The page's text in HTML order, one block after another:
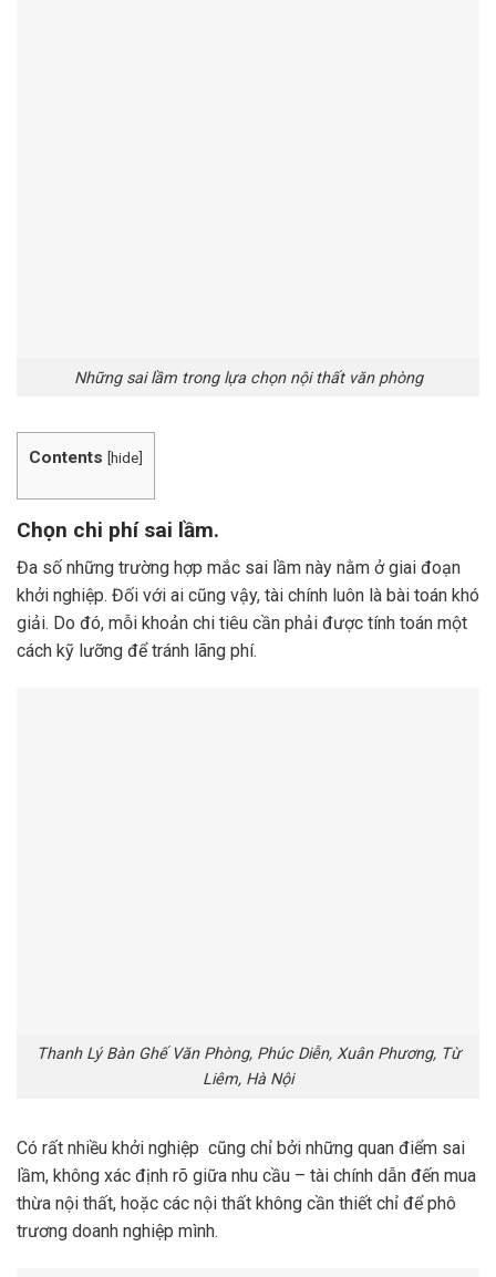
Những sai lầm trong lựa chọn nội thất văn phòng
Contents [hide]
Chọn chi phí sai lầm.
Đa số những trường hợp mắc sai lầm này nằm ở giai đoạn
khởi nghiệp. Đối với ai cũng vậy, tài chính luôn là bài toán khó
giải. Do đó, mỗi khoản chi tiêu cần phải được tính toán một
cách kỹ lưỡng để tránh lãng phí.
Thanh Lý Bàn Ghế Văn Phòng, Phúc Diễn, Xuân Phương, Từ
Liêm, Hà Nội
Có rất nhiều khởi nghiệp cũng chỉ bởi những quan điểm sai
lầm, không xác định rõ giữa nhu cầu – tài chính dẫn đến mua
thừa nội thất, hoặc các nội thất không cần thiết chỉ để phô
trương doanh nghiệp mình.